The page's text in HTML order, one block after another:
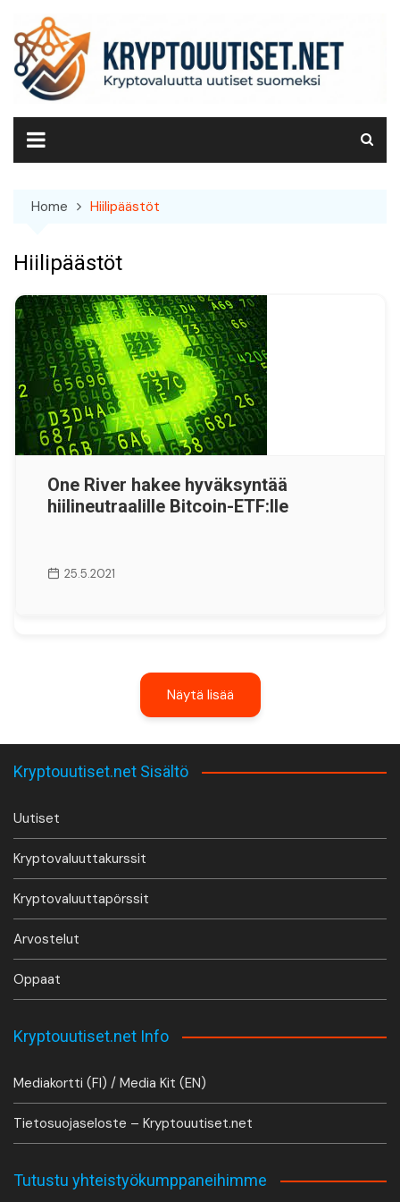
content
Home Hiilipäästöt
Hiilipäästöt
One River hakee hyväksyntää
hiilineutraalille Bitcoin-ETF:lle
25.5.2021
Näytä lisää
Kryptouutiset.net Sisältö
Uutiset
Kryptovaluuttakurssit
Kryptovaluuttapörssit
Arvostelut
Oppaat
Kryptouutiset.net Info
Mediakortti (FI) / Media Kit (EN)
Tietosuojaseloste – Kryptouutiset.net
Tutustu yhteistyökumppaneihimme